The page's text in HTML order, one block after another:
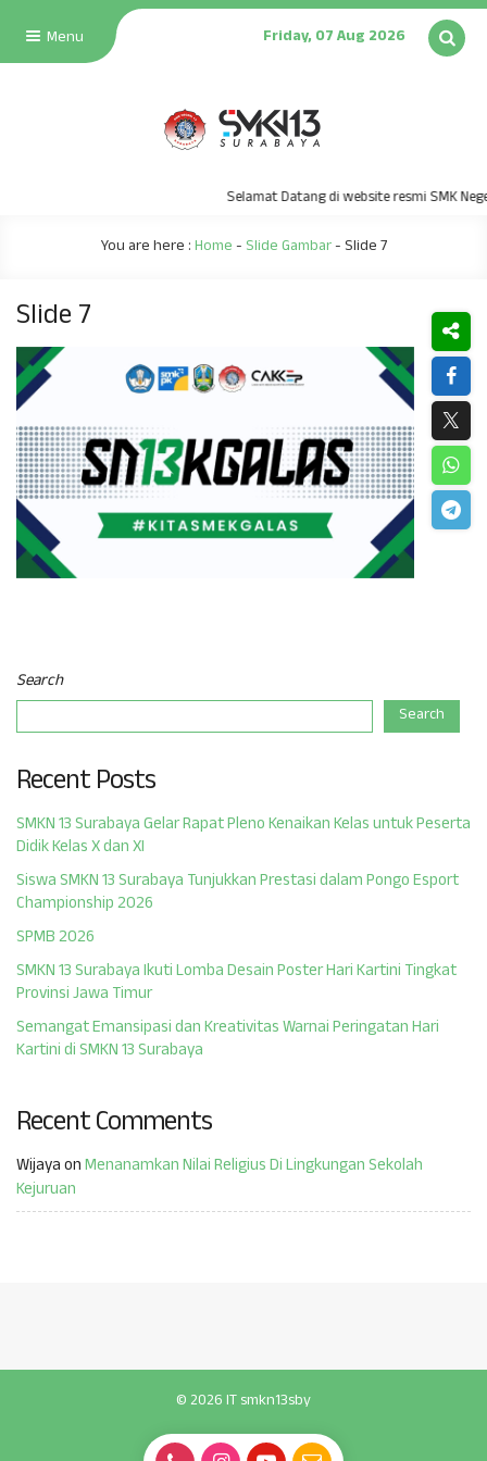
Menu Friday, 07 Aug 2026
Selamat Datang di website resmi SMK
You are here :Home- Slide Gambar-Slide 7
Slide 7
Search
Search
Recent Posts
SMKN 13 Surabaya Gelar Rapat Pleno Kenaikan Kelas untuk Peserta
Didik Kelas X dan XI
Siswa SMKN 13 Surabaya Tunjukkan Prestasi dalam Pongo Esport
Championship 2026
SPMB 2026
SMKN 13 Surabaya Ikuti Lomba Desain Poster Hari Kartini Tingkat
Provinsi Jawa Timur
Semangat Emansipasi dan Kreativitas Warnai Peringatan Hari
Kartini di SMKN 13 Surabaya
Recent Comments
WijayaonMenanamkan Nilai Religius Di Lingkungan Sekolah
Kejuruan
© 2026 IT smkn13sby